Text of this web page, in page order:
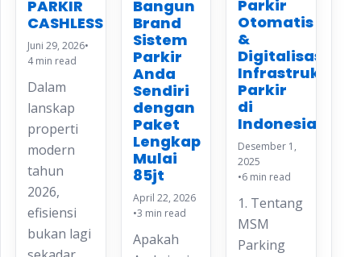
PARKIR
CASHLESS
Juni 29, 2026•
4 min read
Dalam
lanskap
properti
modern
tahun
2026,
efisiensi
bukan lagi
Bangun
Brand
Sistem
Parkir
Anda
Sendiri
dengan
Paket
Lengkap
Mulai
85jt
April 22, 2026
•3 min read
Apakah
Parkir
Otomatis
&
Digitalisasi
Infrastruktur
Parkir
di
Indonesia
Desember 1,
2025
•6 min read
1. Tentang
MSM
Parking